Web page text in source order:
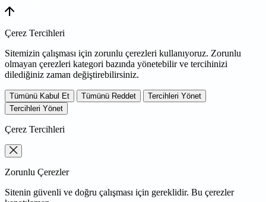
Çerez Tercihleri
Sitemizin çalışması için zorunlu çerezleri kullanıyoruz. Zorunlu
olmayan çerezleri kategori bazında yönetebilir ve tercihinizi
dilediğiniz zaman değiştirebilirsiniz.
Tümünü Kabul Et Tümünü Reddet
Tercihleri Yönet
Tercihleri Yönet
Çerez Tercihleri
Zorunlu Çerezler
Sitenin güvenli ve doğru çalışması için gereklidir. Bu çerezler